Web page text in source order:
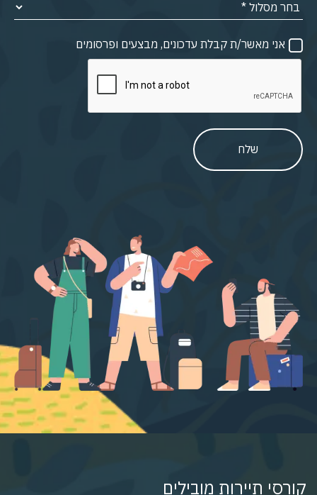
אני מאשר/ת קבלת עדכונים, מבצעים ופרסומים
שלח
קורסי תיירות מובילים